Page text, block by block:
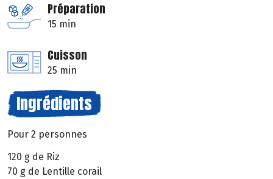
Préparation
15 min
Cuisson
25 min
Ingrédients
Pour 2 personnes
120 g de Riz
70 g de Lentille corail